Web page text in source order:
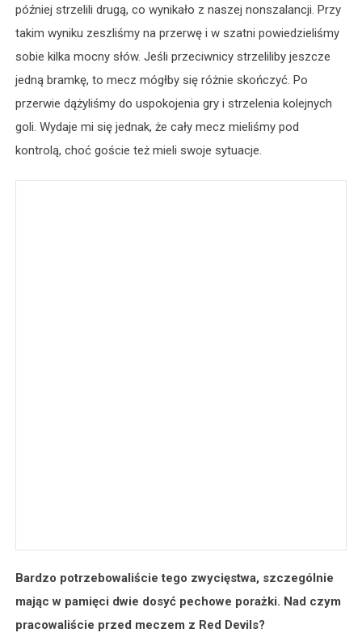
później strzelili drugą, co wynikało z naszej nonszalancji. Przy
takim wyniku zeszliśmy na przerwę i w szatni powiedzieliśmy
sobie kilka mocny słów. Jeśli przeciwnicy strzeliliby jeszcze
jedną bramkę, to mecz mógłby się różnie skończyć. Po
przerwie dążyliśmy do uspokojenia gry i strzelenia kolejnych
goli. Wydaje mi się jednak, że cały mecz mieliśmy pod
kontrolą, choć goście też mieli swoje sytuacje.
Bardzo potrzebowaliście tego zwycięstwa, szczególnie
mając w pamięci dwie dosyć pechowe porażki. Nad czym
pracowaliście przed meczem z Red Devils?